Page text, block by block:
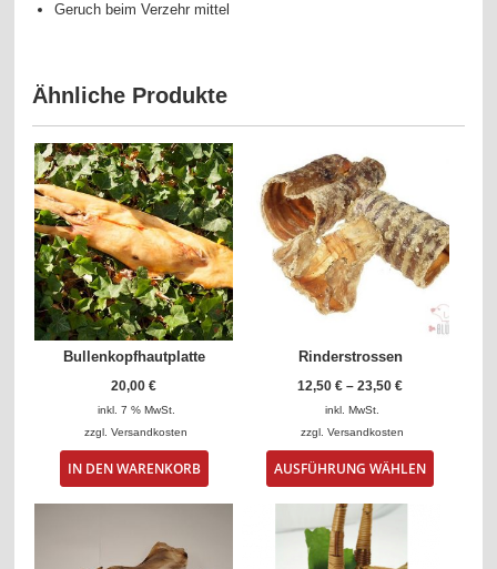
Geruch beim Verzehr mittel
Ähnliche Produkte
Bullenkopfhautplatte
20,00€
inkl. 7 % MwSt.
zzgl.Versandkosten
IN DEN WARENKORB
Rinderstrossen
12,50€ –23,50€
inkl. MwSt.
zzgl.Versandkosten
AUSFÜHRUNG WÄHLEN
Dieses